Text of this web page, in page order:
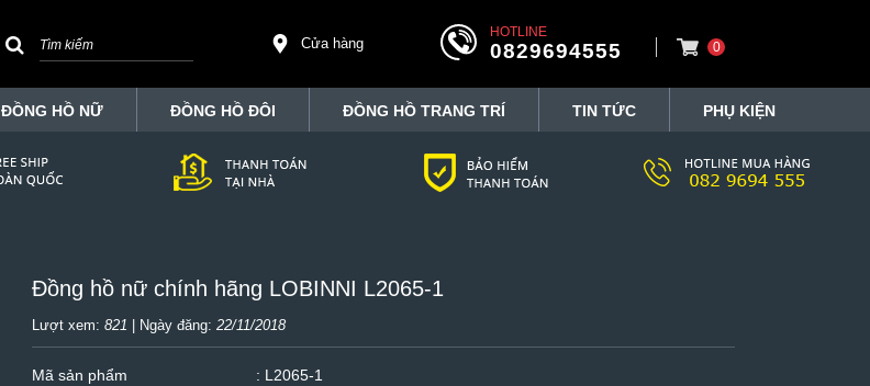
Cửa hàng
HOTLINE
0829694555 0
ĐỒNG HỒ NỮ ĐỒNG HỒ ĐÔI ĐỒNG HỒ TRANG TRÍ TIN TỨC PHỤ KIỆN
Đồng hồ nữ chính hãng LOBINNI L2065-1
Lượt xem: 821 | Ngày đăng: 22/11/2018
Mã sản phẩm
: L2065-1